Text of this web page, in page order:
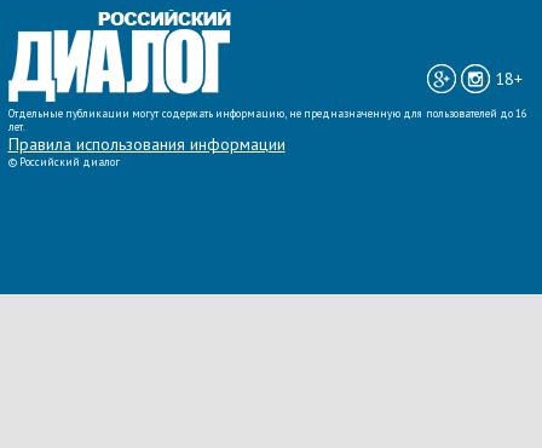
ВСЕ НОВОСТИ »
18+
Отдельные публикации могут содержать информацию, не предназначенную для пользователей до 16
лет.
Правила использования информации
© Российский диалог